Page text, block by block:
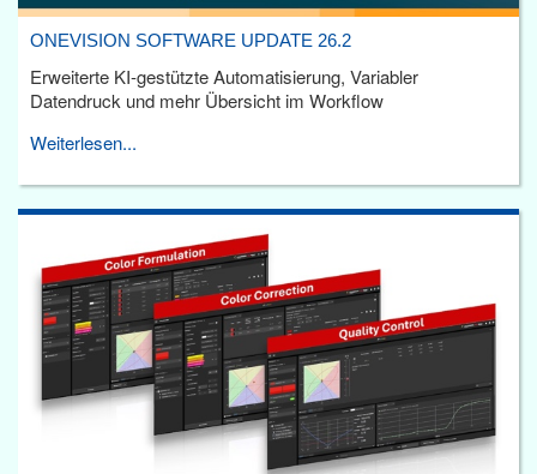
ONEVISION SOFTWARE UPDATE 26.2
Erweiterte KI-gestützte Automatisierung, Variabler
Datendruck und mehr Übersicht im Workflow
Weiterlesen...